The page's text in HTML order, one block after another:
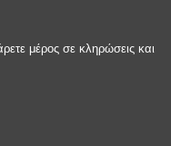
μέρος σε κληρώσεις και